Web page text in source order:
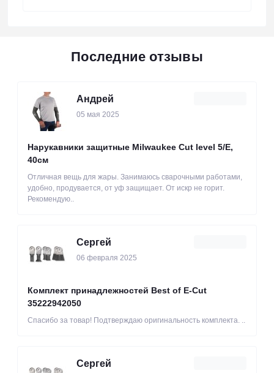
Последние отзывы
Андрей
05 мая 2025
Нарукавники защитные Milwaukee Cut level 5/Е,
40см
Отличная вещь для жары. Занимаюсь сварочными работами,
удобно, продувается, от уф защищает. От искр не горит.
Рекомендую..
Сергей
06 февраля 2025
Комплект принадлежностей Best of E-Cut
35222942050
Спасибо за товар! Подтверждаю оригинальность комплекта. ..
Сергей